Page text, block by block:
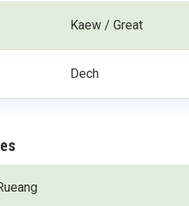
Kaew / Great
Dech